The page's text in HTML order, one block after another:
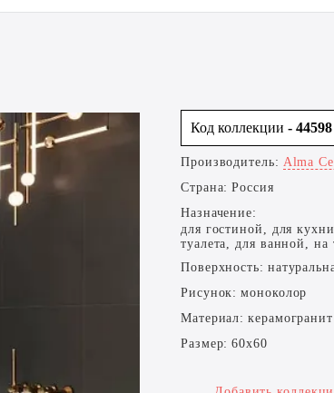
Код коллекции - 44598
Производитель: Alma
Страна: Россия
Назначение:
для гостиной, для
туалета, для ванной,
Поверхность:
Рисунок: моноколор
Материал: керамогранит
Размер: 60x60